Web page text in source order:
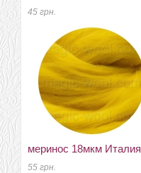
45 грн.
меринос 18мкм Италия
55 грн.